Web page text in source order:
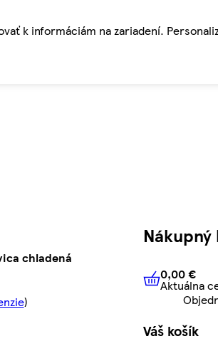
k informáciám na zariadení.
chladená
)
Nákupný
0,00 €
0,00 €
Aktuálna
Váš košík